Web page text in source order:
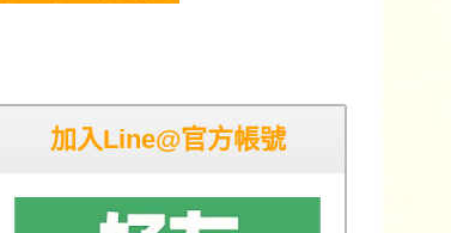
加入Line@官方帳號